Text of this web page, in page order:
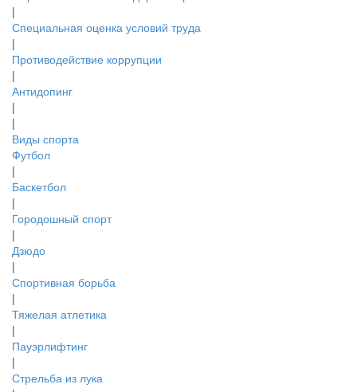
|
Специальная оценка условий труда
|
Противодействие коррупции
|
Антидопинг
|
|
Виды спорта
Футбол
|
Баскетбол
|
Городошный спорт
|
Дзюдо
|
Спортивная борьба
|
Тяжелая атлетика
|
Пауэрлифтинг
|
Стрельба из лука